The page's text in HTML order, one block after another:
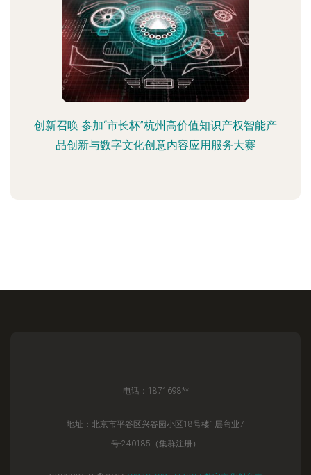
创新召唤 参加“市长杯”杭州高价值知识产权智能产
品创新与数字文化创意内容应用服务大赛
电话：1871698**
地址：北京市平谷区兴谷园小区18号楼1层商业7
号-240185（集群注册）